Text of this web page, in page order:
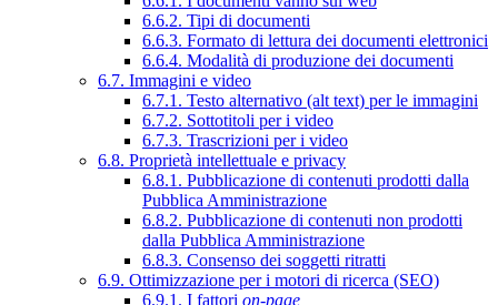
6.6.2. Tipi di documenti
6.6.3. Formato di lettura dei documenti elettronici
6.6.4. Modalità di produzione dei documenti
6.7. Immagini e video
6.7.1. Testo alternativo (alt text) per le immagini
6.7.2. Sottotitoli per i video
6.7.3. Trascrizioni per i video
6.8. Proprietà intellettuale e privacy
6.8.1. Pubblicazione di contenuti prodotti dalla
Pubblica Amministrazione
6.8.2. Pubblicazione di contenuti non prodotti
dalla Pubblica Amministrazione
6.8.3. Consenso dei soggetti ritratti
6.9. Ottimizzazione per i motori di ricerca (SEO)
6.9.1. I fattori on-page